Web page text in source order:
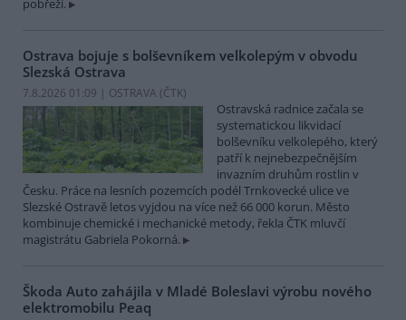
pobřeží.
Ostrava bojuje s bolševníkem velkolepým v obvodu
Slezská Ostrava
7.8.2026 01:09 | OSTRAVA (ČTK)
Ostravská radnice začala se
systematickou likvidací
bolševníku velkolepého, který
patří k nejnebezpečnějším
invazním druhům rostlin v
Česku. Práce na lesních pozemcích podél Trnkovecké ulice ve
Slezské Ostravě letos vyjdou na více než 66 000 korun. Město
kombinuje chemické i mechanické metody, řekla ČTK mluvčí
magistrátu Gabriela Pokorná.
Škoda Auto zahájila v Mladé Boleslavi výrobu nového
elektromobilu Peaq